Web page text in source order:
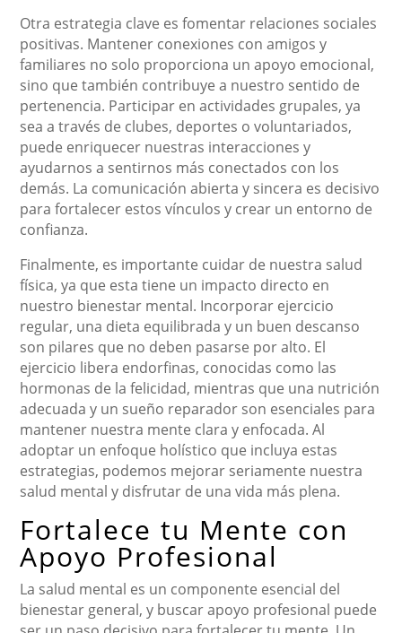
Otra estrategia clave es fomentar relaciones sociales
positivas. Mantener conexiones con amigos y
familiares no solo proporciona un apoyo emocional,
sino que también contribuye a nuestro sentido de
pertenencia. Participar en actividades grupales, ya
sea a través de clubes, deportes o voluntariados,
puede enriquecer nuestras interacciones y
ayudarnos a sentirnos más conectados con los
demás. La comunicación abierta y sincera es decisivo
para fortalecer estos vínculos y crear un entorno de
confianza.
Finalmente, es importante cuidar de nuestra salud
física, ya que esta tiene un impacto directo en
nuestro bienestar mental. Incorporar ejercicio
regular, una dieta equilibrada y un buen descanso
son pilares que no deben pasarse por alto. El
ejercicio libera endorfinas, conocidas como las
hormonas de la felicidad, mientras que una nutrición
adecuada y un sueño reparador son esenciales para
mantener nuestra mente clara y enfocada. Al
adoptar un enfoque holístico que incluya estas
estrategias, podemos mejorar seriamente nuestra
salud mental y disfrutar de una vida más plena.
Fortalece tu Mente con
Apoyo Profesional
La salud mental es un componente esencial del
bienestar general, y buscar apoyo profesional puede